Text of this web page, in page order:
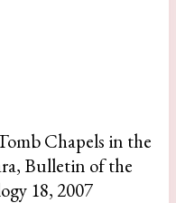
Chapels in the
Bulletin of the
18, 2007